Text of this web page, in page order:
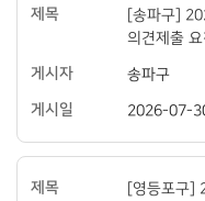
[송파구]
의견제출 요
송파구
2026-07-
[영등포구]